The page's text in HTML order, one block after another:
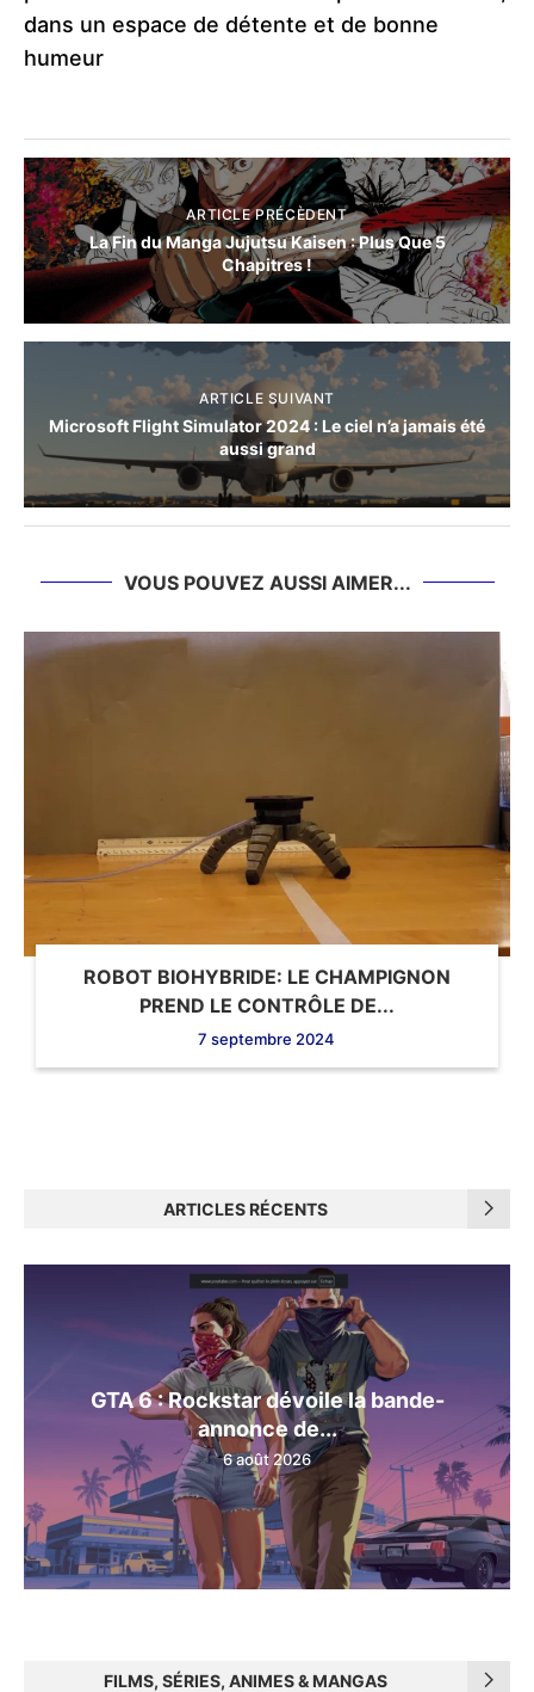
dans un espace de détente et de bonne
humeur
ARTICLE PRÉCÈDENT
La Fin du Manga Jujutsu Kaisen : Plus Que 5
Chapitres !
ARTICLE SUIVANT
Microsoft Flight Simulator 2024 : Le ciel n’a jamais été
aussi grand
VOUS POUVEZ AUSSI AIMER...
ROBOT BIOHYBRIDE: LE CHAMPIGNON
PREND LE CONTRÔLE DE...
7 septembre 2024
ARTICLES RÉCENTS
GTA 6 : Rockstar dévoile la bande-
annonce de...
6 août 2026
FILMS, SÉRIES, ANIMES & MANGAS